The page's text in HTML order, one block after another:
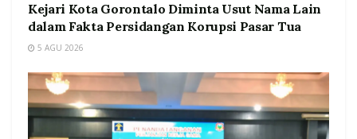
Kejari Kota Gorontalo Diminta Usut Nama Lain
dalam Fakta Persidangan Korupsi Pasar Tua
5 AGU 2026